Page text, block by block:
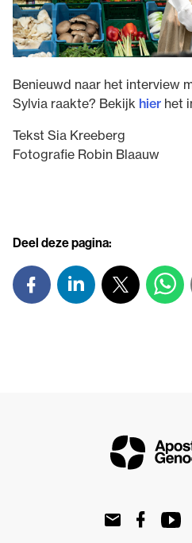
Benieuwd naar het interview
Sylvia raakte? Bekijk hier het
Tekst Sia Kreeberg
Fotografie Robin Blaauw
Deel deze pagina: